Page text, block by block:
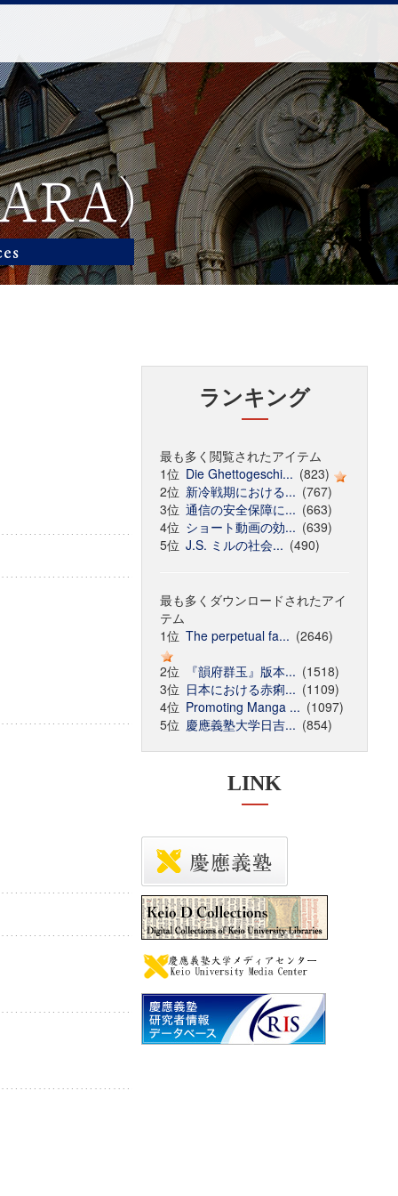
ランキング
最も多く閲覧されたアイテム
1位 Die Ghettogeschi... (823)
2位 新冷戦期における... (767)
3位 通信の安全保障に... (663)
4位 ショート動画の効... (639)
5位 J.S. ミルの社会... (490)
最も多くダウンロードされたアイ
テム
1位 The perpetual fa... (2646)
2位
『韻府群玉』版本... (1518)
3位 日本における赤痢... (1109)
4位 Promoting Manga ... (1097)
5位 慶應義塾大学日吉... (854)
LINK